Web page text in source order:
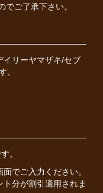
ご了承下さい。
イリーヤマザキ/セブ
。
。
でご入力ください。
分が割引適用されま